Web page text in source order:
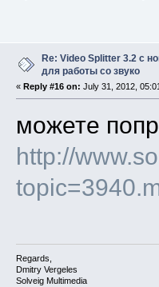
Re: Video Splitter 3.2 c
для работы со звуко
« Reply #16 on: July 31, 2012,
можете
http://
Regards,
Dmitry Vergeles
Solveig Multimedia